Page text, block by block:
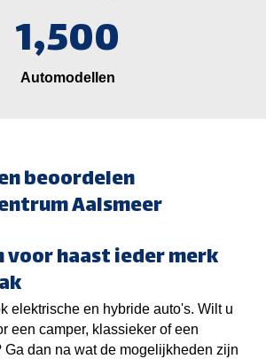
1,500
Automodellen
beoordelen
Aalsmeer
haast ieder merk
elektrische en hybride auto's. Wilt u
een camper, klassieker of een
Ga dan na wat de mogelijkheden zijn